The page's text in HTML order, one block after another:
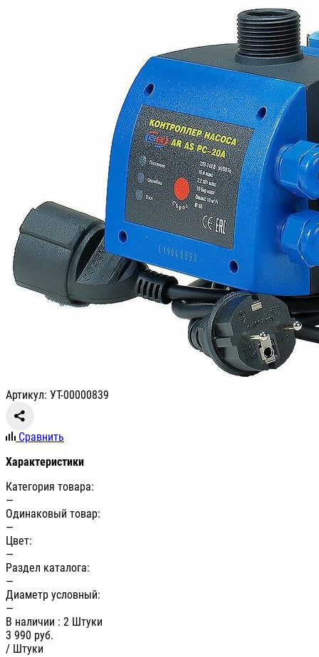
Артикул: УТ-00000839
Сравнить
Характеристики
Категория товара:
—
Одинаковый товар:
—
Цвет:
—
Раздел каталога:
—
Диаметр условный:
—
В наличии : 2 Штуки
3 990 руб.
/ Штуки